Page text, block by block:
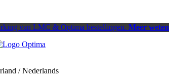
van LMC & Optima bestellingen. Meer weten
/ Nederlands